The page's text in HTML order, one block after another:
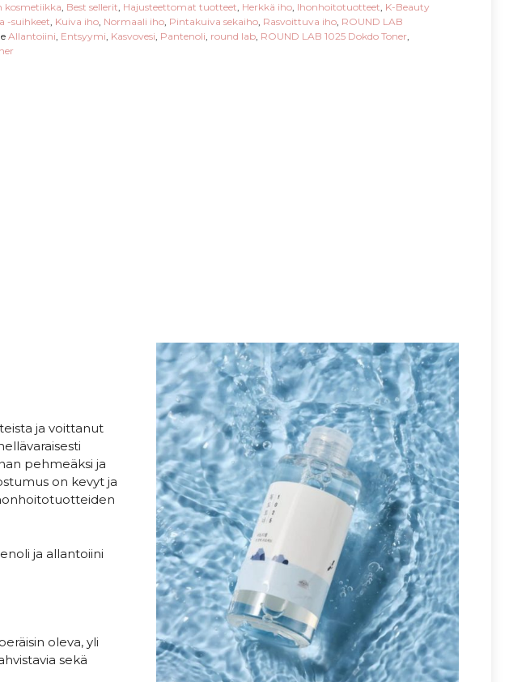
kosmetiikka, Best sellerit, Hajusteettomat tuotteet, Herkkä iho, Ihonhoitotuotteet, K-Beauty
-suihkeet, Kuiva iho, Normaali iho, Pintakuiva sekaiho, Rasvoittuva iho, ROUND LAB
Allantoiini, Entsyymi, Kasvovesi, Pantenoli, round lab, ROUND LAB 1025 Dokdo Toner,
ja voittanut
pehmeäksi ja
on kevyt ja
ja allantoiini
oleva, yli
sekä